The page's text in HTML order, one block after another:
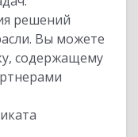
решений
Вы можете
содержащему